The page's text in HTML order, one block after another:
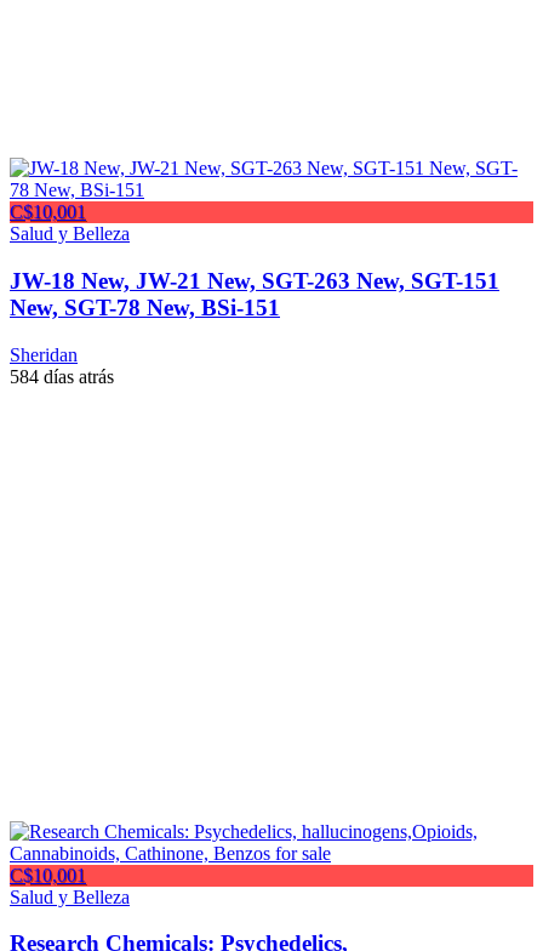
C$10,001
Salud y Belleza
JW-18 New, JW-21 New, SGT-263 New, SGT-151
New, SGT-78 New, BSi-151
Sheridan
584 días atrás
C$10,001
Salud y Belleza
Research Chemicals: Psychedelics,